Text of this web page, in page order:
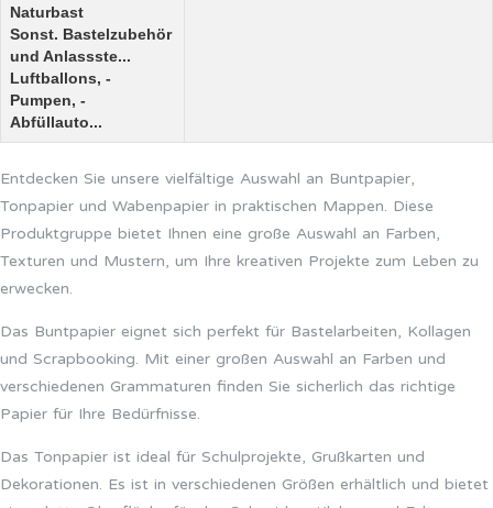
Naturbast
Sonst. Bastelzubehör
und Anlassste...
Luftballons, -
Pumpen, -
Abfüllauto...
Entdecken Sie unsere vielfältige Auswahl an Buntpapier,
Tonpapier und Wabenpapier in praktischen Mappen. Diese
Produktgruppe bietet Ihnen eine große Auswahl an Farben,
Texturen und Mustern, um Ihre kreativen Projekte zum Leben zu
erwecken.
Das Buntpapier eignet sich perfekt für Bastelarbeiten, Kollagen
und Scrapbooking. Mit einer großen Auswahl an Farben und
verschiedenen Grammaturen finden Sie sicherlich das richtige
Papier für Ihre Bedürfnisse.
Das Tonpapier ist ideal für Schulprojekte, Grußkarten und
Dekorationen. Es ist in verschiedenen Größen erhältlich und bietet